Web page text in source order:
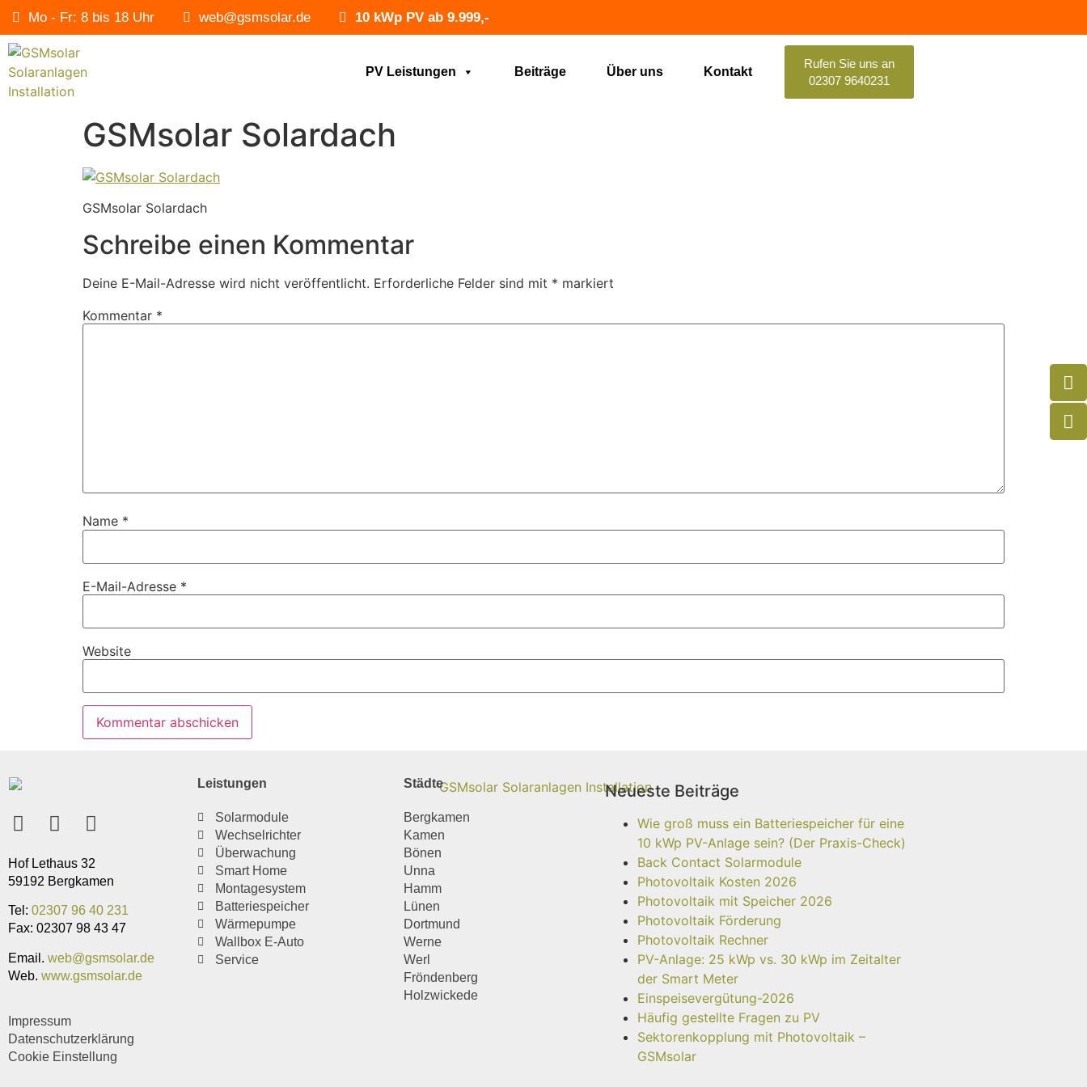
Mo - Fr: 8 bis 18 Uhr web@gsmsolar.de 10 kWp PV ab 9.999,-
PV Leistungen Beiträge Über uns Kontakt
Rufen Sie uns an
02307 9640231
GSMsolar Solardach
GSMsolar Solardach
Schreibe einen Kommentar
Deine E-Mail-Adresse wird nicht veröffentlicht. Erforderliche Felder sind mit * markiert
Kommentar *
Name *
E-Mail-Adresse *
Website
Hof Lethaus 32
59192 Bergkamen
Tel: 02307 96 40 231
Fax: 02307 98 43 47
Email. web@gsmsolar.de
Web. www.gsmsolar.de
Impressum
Datenschutzerklärung
Cookie Einstellung
Leistungen
Solarmodule
Wechselrichter
Überwachung
Smart Home
Montagesystem
Batteriespeicher
Wärmepumpe
Wallbox E-Auto
Service
Städte
Bergkamen
Kamen
Bönen
Unna
Hamm
Lünen
Dortmund
Werne
Werl
Fröndenberg
Holzwickede
Neueste Beiträge
Wie groß muss ein Batteriespeicher für eine
10 kWp PV-Anlage sein? (Der Praxis-Check)
Back Contact Solarmodule
Photovoltaik Kosten 2026
Photovoltaik mit Speicher 2026
Photovoltaik Förderung
Photovoltaik Rechner
PV-Anlage: 25 kWp vs. 30 kWp im Zeitalter
der Smart Meter
Einspeisevergütung-2026
Häufig gestellte Fragen zu PV
Sektorenkopplung mit Photovoltaik –
GSMsolar